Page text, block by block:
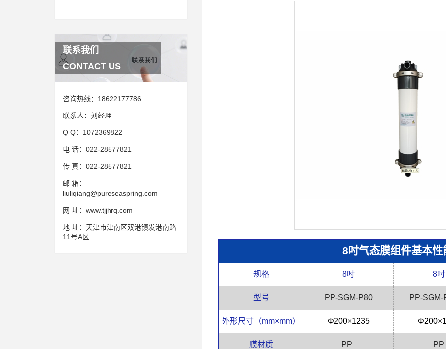
联系我们
CONTACT US
咨询热线： 18622177786
联系人： 刘经理
Q Q： 1072369822
电 话： 022-28577821
传 真： 022-28577821
邮 箱：
liuliqiang@pureseaspring.com
网 址： www.tjjhrq.com
地 址： 天津市津南区双港镇发港南路
11号A区
8吋气态膜组件基本性
规格 8吋 8吋
型号 PP-SGM-P80 PP-
外形尺寸（mm×mm） Φ200×1235 Φ200×
膜材质 PP PP